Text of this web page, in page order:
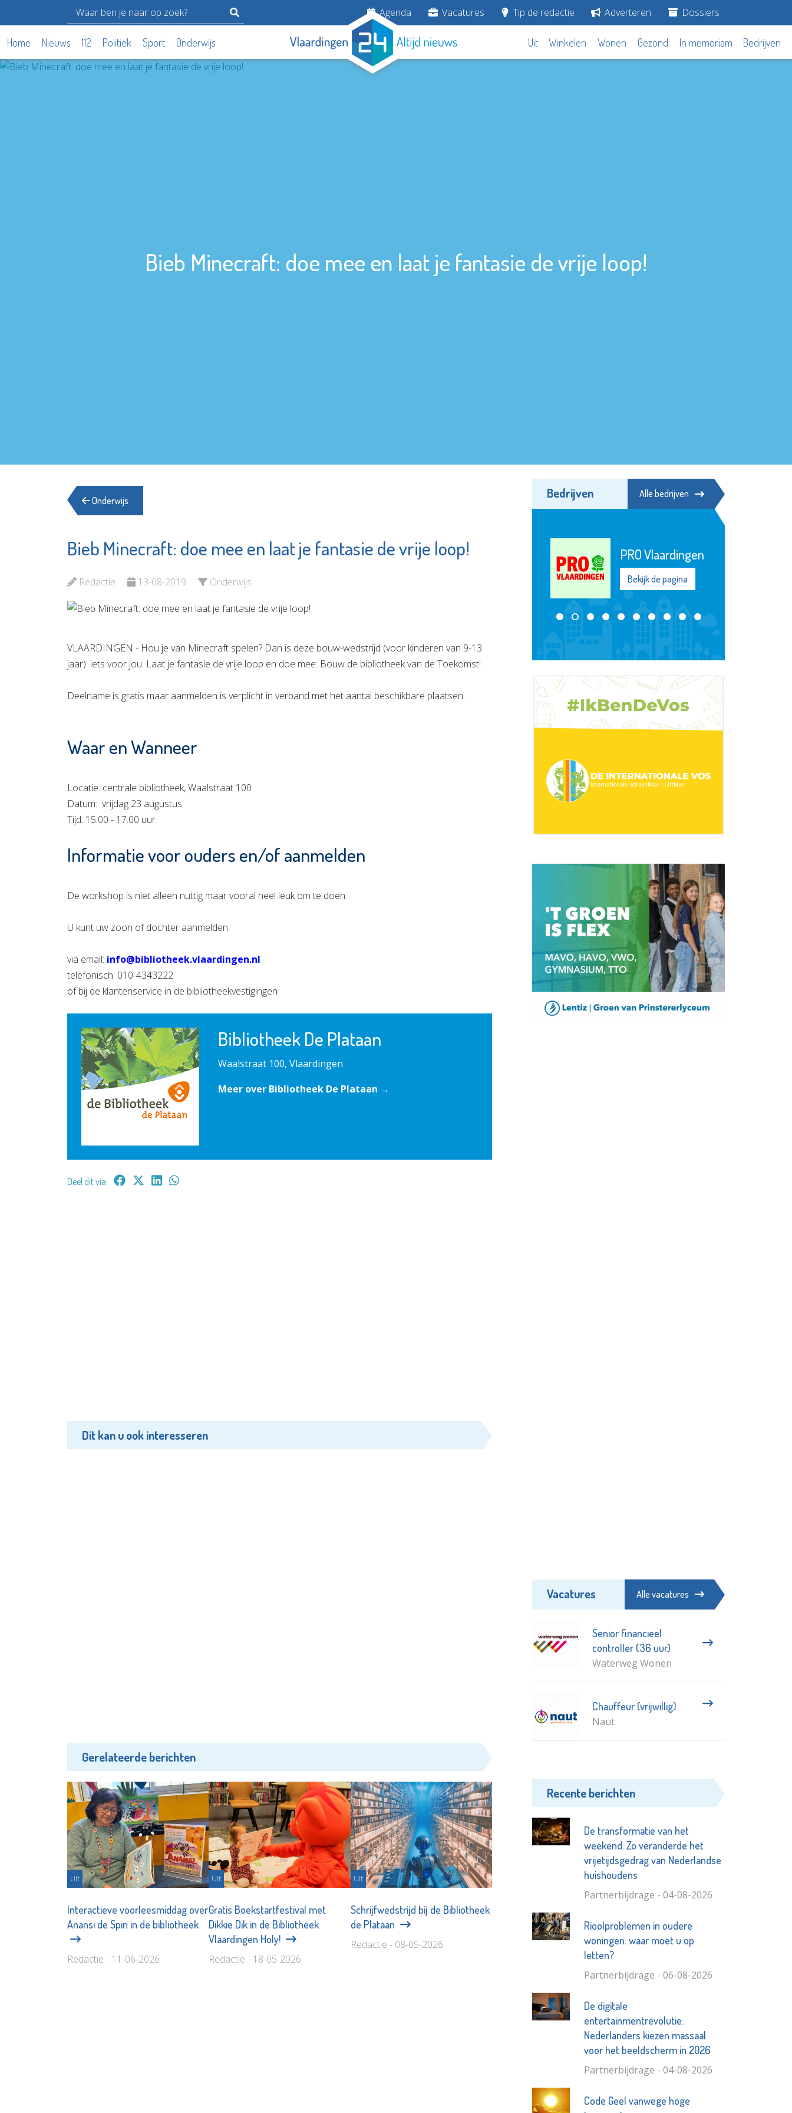
Agenda Vacatures Tip de redactie Adverteren Dossiers
Home Nieuws 112 Politiek Sport Onderwijs Uit Winkelen Wonen Gezond In memoriam Bedrijven
Bieb Minecraft: doe mee en laat je fantasie de vrije loop!
Onderwijs
Bieb Minecraft: doe mee en laat je fantasie de vrije loop!
Redactie 13-08-2019 Onderwijs
VLAARDINGEN - Hou je van Minecraft spelen? Dan is deze bouw-wedstrijd (voor kinderen van 9-13
jaar): iets voor jou. Laat je fantasie de vrije loop en doe mee: Bouw de bibliotheek van de Toekomst!
Deelname is gratis maar aanmelden is verplicht in verband met het aantal beschikbare plaatsen.
Waar en Wanneer
Locatie: centrale bibliotheek, Waalstraat 100
Datum: vrijdag 23 augustus
Tijd: 15.00 - 17.00 uur
Informatie voor ouders en/of aanmelden
De workshop is niet alleen nuttig maar vooral heel leuk om te doen.
U kunt uw zoon of dochter aanmelden:
via email: info@bibliotheek.vlaardingen.nl
telefonisch: 010-4343222
of bij de klantenservice in de bibliotheekvestigingen
Bibliotheek De Plataan
Waalstraat 100, Vlaardingen
Meer over Bibliotheek De Plataan →
Deel dit via:
Dit kan u ook interesseren
Gerelateerde berichten
Uit
Interactieve voorleesmiddag over
Anansi de Spin in de bibliotheek
Redactie - 11-06-2026
Uit
Gratis Boekstartfestival met
Dikkie Dik in de Bibliotheek
Vlaardingen Holy!
Redactie - 18-05-2026
Uit
Schrijfwedstrijd bij de Bibliotheek
de Plataan
Redactie - 08-05-2026
Bedrijven Alle bedrijven
B&W Re-
Bekijk de pagina
Naut
Bekijk de pagina
Bibliotheek De
Plataan
PRO Vlaardingen
Bekijk de pagina
Vacatures Alle vacatures
Senior financieel
controller (36 uur)
Waterweg Wonen
Chauffeur (vrijwillig)
Naut
Recente berichten
De transformatie van het
weekend: Zo veranderde het
vrijetijdsgedrag van Nederlandse
huishoudens
Partnerbijdrage - 04-08-2026
Rioolproblemen in oudere
woningen: waar moet u op
letten?
Partnerbijdrage - 06-08-2026
De digitale
entertainmentrevolutie:
Nederlanders kiezen massaal
voor het beeldscherm in 2026
Partnerbijdrage - 04-08-2026
Code Geel vanwege hoge